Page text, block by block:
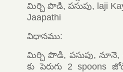
మిర్చి పొడి, పసుపు, laji
Jaapathi
విధానము:
మిర్చి పొడి, పసుపు, నూనె,
కు పెరుగు 2